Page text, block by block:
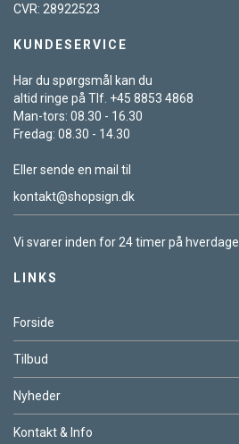
CVR: 28922523
KUNDESERVICE
Har du spørgsmål kan du
altid ringe på Tlf. +45 8853 4868
Man-tors: 08.30 - 16.30
Fredag: 08.30 - 14.30
Eller sende en mail til
kontakt@shopsign.dk
Vi svarer inden for 24 timer på hverdage
LINKS
Forside
Tilbud
Nyheder
Kontakt & Info